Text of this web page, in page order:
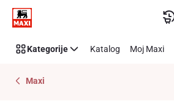
Preskoči link
Kategorije Katalog Moj Maxi
Maxi